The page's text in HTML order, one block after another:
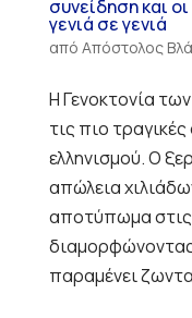
συνείδηση και
γενιά σε γενιά
από Απόστολος
Η Γενοκτονία
τις πιο
ελληνισμού. Ο
απώλεια
αποτύπωμα στις
παραμένει